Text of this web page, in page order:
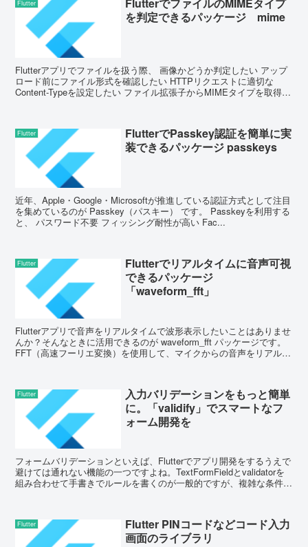
Flutter
を判定できるパッケージ mime
Flutterアプリでファイルを扱う際、 画像かどうか判定したい アップ
ロード前にファイル形式を確認したい HTTPリクエストに適切な
Content-Typeを設定したい ファイル拡張子からMIMEタイプを取得
Flutter
FlutterでPasskey認証を簡単に実
装できるパッケージ passkeys
近年、Apple・Google・Microsoftが推進している認証方式として注目
を集めているのが Passkey（パスキー） です。 Passkeyを利用する
と、 パスワード不要 フィッシング耐性が高い Fac...
Flutter
Flutterでリアルタイムに音声可視
できるパッケージ
「waveform_fft」
Flutterアプリで音声をリアルタイムで波形表示したいことはありませ
んか？そんなときに活用できるのが waveform_fft パッケージです。
FFT（高速フーリエ変換）を使用して、マイクからの音声をリアルタ
Flutter
入力バリデーションをもっと簡単
に。「validify」でスマートなフ
ォーム開発を
フォームバリデーションといえば、Flutterでアプリ開発をするうえで
避けては通れない機能の一つですよね。TextFormFieldとvalidatorを
組み合わせて手書きでルールを書くのが一般的ですが、複雑な条件が
Flutter
Flutter PINコードなどコード入力
画面のライブラリ